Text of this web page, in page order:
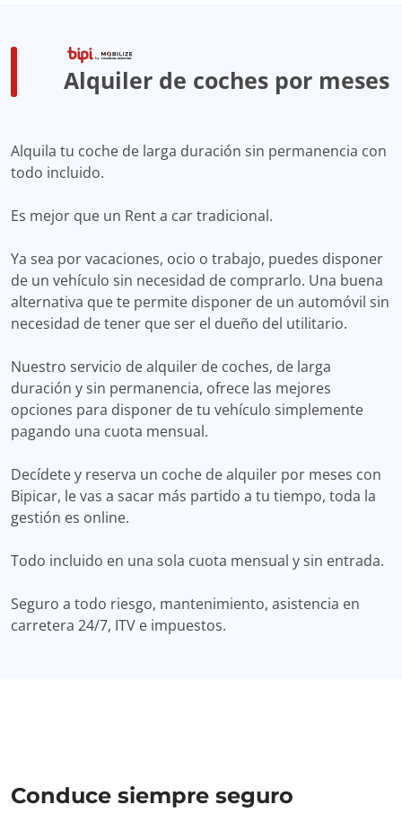
Alquiler de coches por meses
Alquila tu coche de larga duración sin permanencia con
todo incluido.
Es mejor que un Rent a car tradicional.
Ya sea por vacaciones, ocio o trabajo, puedes disponer
de un vehículo sin necesidad de comprarlo. Una buena
alternativa que te permite disponer de un automóvil sin
necesidad de tener que ser el dueño del utilitario.
Nuestro servicio de alquiler de coches, de larga
duración y sin permanencia, ofrece las mejores
opciones para disponer de tu vehículo simplemente
pagando una cuota mensual.
Decídete y reserva un coche de alquiler por meses con
Bipicar, le vas a sacar más partido a tu tiempo, toda la
gestión es online.
Todo incluido en una sola cuota mensual y sin entrada.
Seguro a todo riesgo, mantenimiento, asistencia en
carretera 24/7, ITV e impuestos.
Conduce siempre seguro